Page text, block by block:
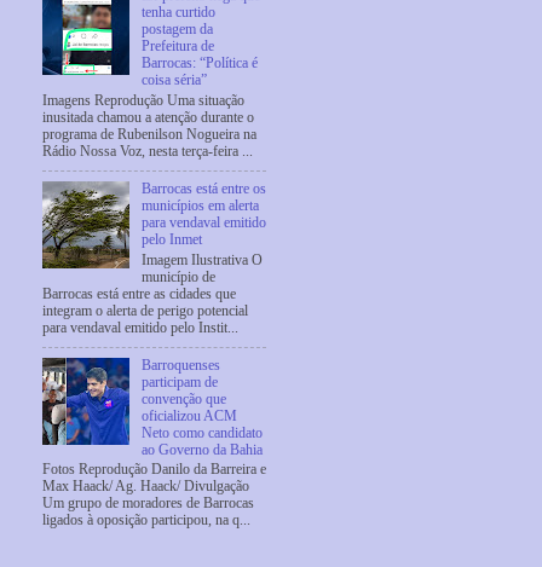
tenha curtido
postagem da
Prefeitura de
Barrocas: “Política é
coisa séria”
Imagens Reprodução Uma situação
inusitada chamou a atenção durante o
programa de Rubenilson Nogueira na
Rádio Nossa Voz, nesta terça-feira ...
Barrocas está entre os
municípios em alerta
para vendaval emitido
pelo Inmet
Imagem Ilustrativa O
município de
Barrocas está entre as cidades que
integram o alerta de perigo potencial
para vendaval emitido pelo Instit...
Barroquenses
participam de
convenção que
oficializou ACM
Neto como candidato
ao Governo da Bahia
Fotos Reprodução Danilo da Barreira e
Max Haack/ Ag. Haack/ Divulgação
Um grupo de moradores de Barrocas
ligados à oposição participou, na q...